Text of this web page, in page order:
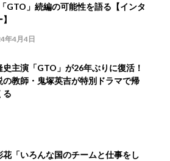
GTO」続編の可能性を語る【インタ
年4月4日
史主演「GTO」が26年ぶりに復活！
教師・鬼塚英吉が特別ドラマで帰
る
花「いろんな国のチームと仕事をし